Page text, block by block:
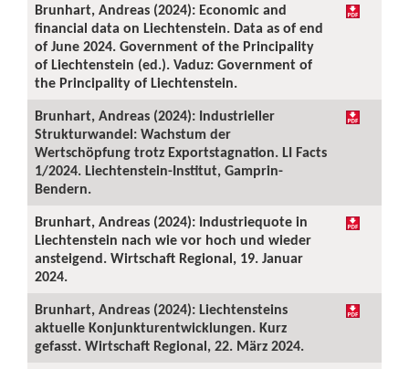
Brunhart, Andreas (2024): Economic and
financial data on Liechtenstein. Data as of end
of June 2024. Government of the Principality
of Liechtenstein (ed.). Vaduz: Government of
the Principality of Liechtenstein.
Brunhart, Andreas (2024): Industrieller
Strukturwandel: Wachstum der
Wertschöpfung trotz Exportstagnation. LI Facts
1/2024. Liechtenstein-Institut, Gamprin-
Bendern.
Brunhart, Andreas (2024): Industriequote in
Liechtenstein nach wie vor hoch und wieder
ansteigend. Wirtschaft Regional, 19. Januar
2024.
Brunhart, Andreas (2024): Liechtensteins
aktuelle Konjunkturentwicklungen. Kurz
gefasst. Wirtschaft Regional, 22. März 2024.